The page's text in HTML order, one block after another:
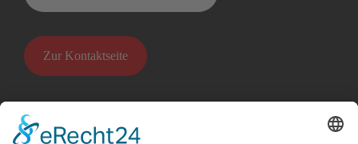
Zur Kontaktseite